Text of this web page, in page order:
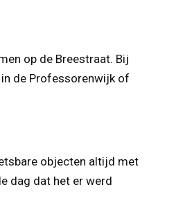
op de Breestraat. Bij
de Professorenwijk of
objecten altijd met
dag dat het er werd